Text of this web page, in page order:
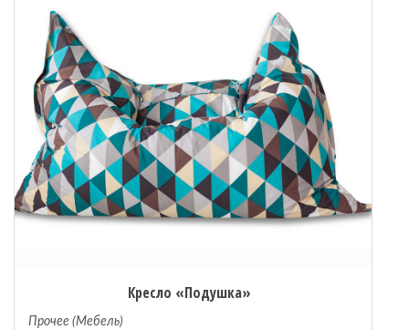
Кресло «Подушка»
Прочее (Мебель)